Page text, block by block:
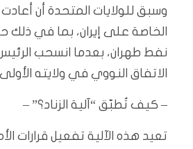
وسبق للولايات المتحدة أن
الخاصة على إيران، بما في ذلك
نفط طهران، بعدما انسحب
الاتفاق النووي في ولايته
– كيف تُطبّق “آلية الزناد؟” –
تعيد هذه الآلية تفعيل قرارات